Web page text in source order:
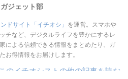
ジェット部
ドサイト「イチオシ」 を運営。スマホや
チなど、デジタルライフを豊かにするレ
による信頼できる情報をまとめたり、ガ
お得情報をお届けします。
このイチオシストの他の記事を読む